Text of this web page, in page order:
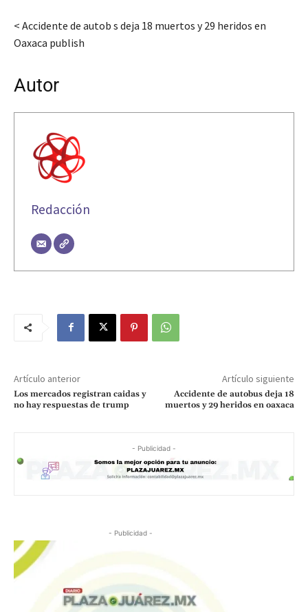
< Accidente de autob s deja 18 muertos y 29 heridos en
Oaxaca publish
Autor
Redacción
Artículo anterior
Los mercados registran caidas y
no hay respuestas de trump
Artículo siguiente
Accidente de autobus deja 18
muertos y 29 heridos en oaxaca
- Publicidad -
- Publicidad -